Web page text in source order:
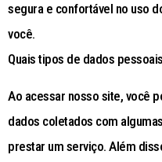
segura e confortável no uso
você.
Quais tipos de dados
Ao acessar nosso site, você
dados coletados com
prestar um serviço. Além